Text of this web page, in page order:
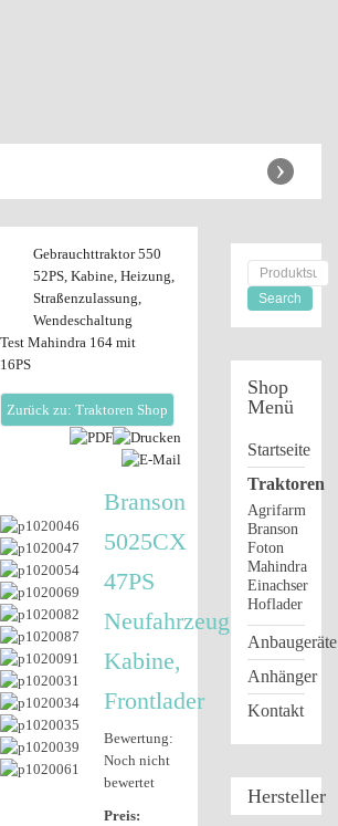
Shop
›
Gebrauchttraktor 550
52PS, Kabine, Heizung,
Straßenzulassung,
Wendeschaltung
Test Mahindra 164 mit
16PS
Zurück zu: Traktoren Shop
Branson
5025CX
47PS
Neufahrzeug,
Kabine,
Frontlader
Bewertung:
Noch nicht
bewertet
Preis:
Shop
Menü
Startseite
Traktoren
Agrifarm
Branson
Foton
Mahindra
Einachser
Hoflader
Anbaugeräte
Anhänger
Kontakt
Hersteller